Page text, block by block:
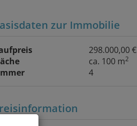
zur Immobilie
298.000,00 €
ca. 100 m2
4